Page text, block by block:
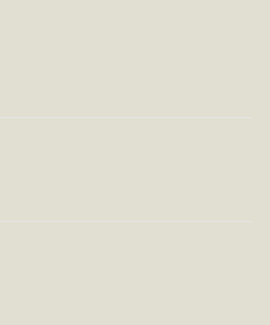
användare, och